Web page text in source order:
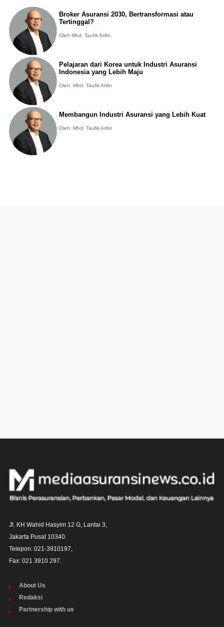
Broker Asuransi 2030, Bertransformasi atau
Tertinggal?
Oleh Mhd. Taufik Arifin,
Pelajaran dari Korea untuk Industri Asuransi
Indonesia yang Lebih Maju
Oleh: Mhd. Taufik Arifin
Membangun Industri Asuransi yang Lebih Kuat
Oleh: Mhd. Taufik Arifin
Jl. KH Wahid Hasyim 12 G, Lantai 3,
Jakarta Pusat 10340.
Telepon: 021-3910197,
Fax: 021 3910 297.
About Us
Redaksi
Partnership with us